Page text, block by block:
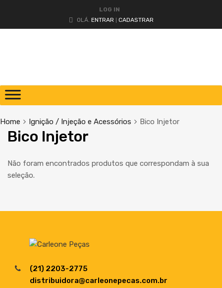
LOG IN
OLÁ. ENTRAR CADASTRAR
Home Ignição / Injeção e Acessórios Bico Injetor
Bico Injetor
Não foram encontrados produtos que correspondam à sua
seleção.
(21) 2203-2775
distribuidora@carleonepecas.com.br